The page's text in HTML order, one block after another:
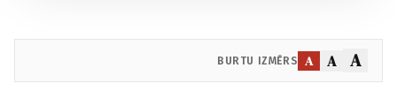
BURTU IZMĒRS A A A